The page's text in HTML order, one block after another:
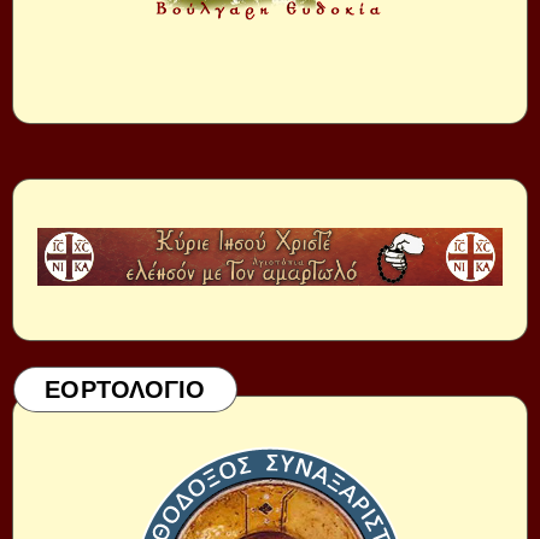
ΕΟΡΤΟΛΟΓΙΟ